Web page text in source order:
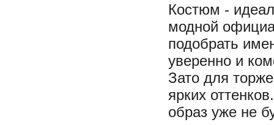
Костюм -
модной
подобрать
уверенно и
Зато для
ярких
образ уже не